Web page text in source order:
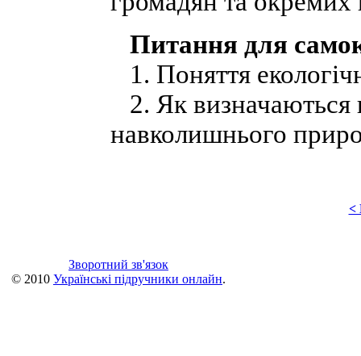
Питання для
1. Поняття
2. Як визначаються
навколишнього
<
Зворотний зв'язок
© 2010 Українські підручники онлайн.